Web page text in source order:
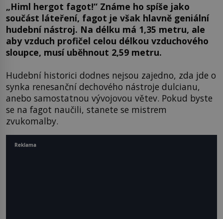
„Himl hergot fagot!“ Známe ho spíše jako
součást láteření, fagot je však hlavně geniální
hudební nástroj. Na délku má 1,35 metru, ale
aby vzduch profičel celou délkou vzduchového
sloupce, musí uběhnout 2,59 metru.
Hudební historici dodnes nejsou zajedno, zda jde o
synka renesanční dechového nástroje dulcianu,
anebo samostatnou vývojovou větev. Pokud byste
se na fagot naučili, stanete se mistrem
zvukomalby.
Reklama